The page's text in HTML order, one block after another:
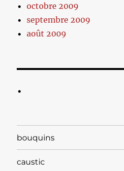
octobre 2009
septembre 2009
août 2009
bouquins
caustic